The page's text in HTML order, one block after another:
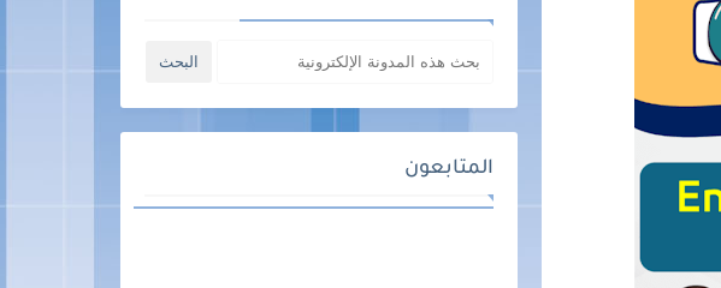
المتابعون